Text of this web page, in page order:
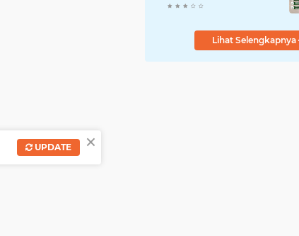
Rumah Bantuan Mulai
Lihat Selengkapnya
×
UPDATE